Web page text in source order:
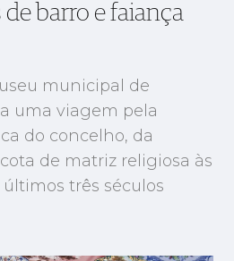
barro e faiança
municipal de
uma viagem pela
do concelho, da
de matriz religiosa às
três séculos